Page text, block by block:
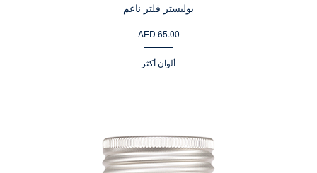
بوليستر قلتر ناعم
AED 65.00
ألوان أكثر